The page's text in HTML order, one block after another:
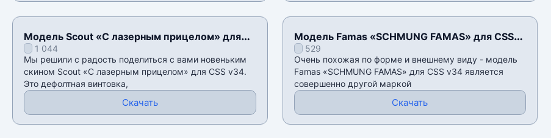
Модель Scout «С лазерным прицелом» для
CSS v34
1 044
Мы решили с радость поделиться с вами новеньким
скином Scout «С лазерным прицелом» для CSS v34.
Это дефолтная винтовка,
Скачать
Модель Famas «SCHMUNG FAMAS» для CSS
v34529
Очень похожая по форме и внешнему виду - модель
Famas «SCHMUNG FAMAS» для CSS v34 является
совершенно другой маркой
Скачать